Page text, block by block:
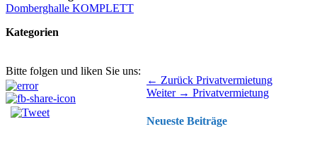
Domberghalle KOMPLETT
Kategorien
Bitte folgen und liken Sie uns:
Beitragsnavigation ← Zurück Vorhergehender
Beitrag:
Privatvermietung
Weiter → Nächster
Privatvermietung
Neueste Beiträge